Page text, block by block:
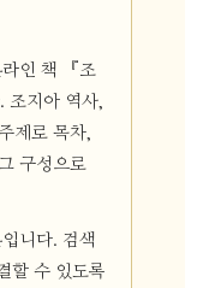
인 책 『조
조지아 역사,
제로 목차,
구성으로
니다. 검색
할 수 있도록